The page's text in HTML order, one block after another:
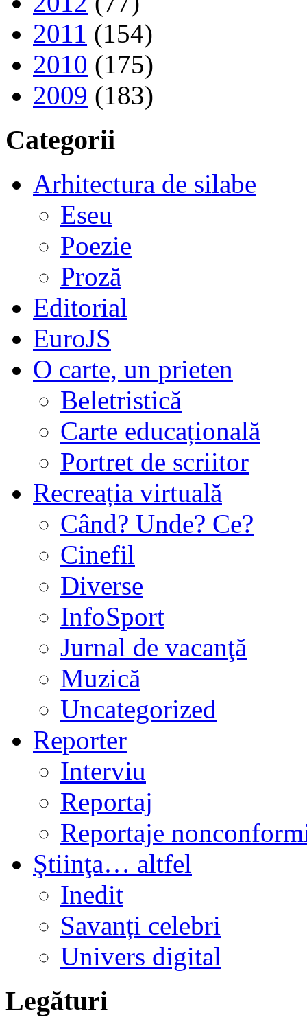
2011 (154)
2010 (175)
2009 (183)
Categorii
Arhitectura de silabe
Eseu
Poezie
Proză
Editorial
EuroJS
O carte, un prieten
Beletristică
Carte educațională
Portret de scriitor
Recreația virtuală
Când? Unde? Ce?
Cinefil
Diverse
InfoSport
Jurnal de vacanţă
Muzică
Uncategorized
Reporter
Interviu
Reportaj
Reportaje
Ştiinţa… altfel
Inedit
Savanți celebri
Univers digital
Legături